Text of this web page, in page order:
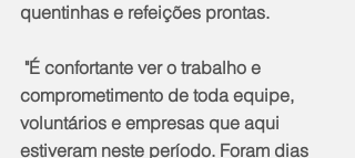
quentinhas e refeições prontas.
comprometimento de toda equipe,
voluntários e empresas que aqui
estiveram neste período. Foram dias